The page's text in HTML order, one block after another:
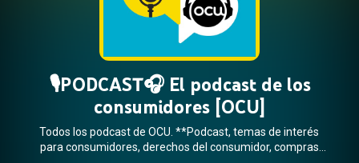
🎙️PODCAST🎧 El podcast de los
consumidores [OCU]
Todos los podcast de OCU. **Podcast, temas de interés
para consumidores, derechos del consumidor, compras